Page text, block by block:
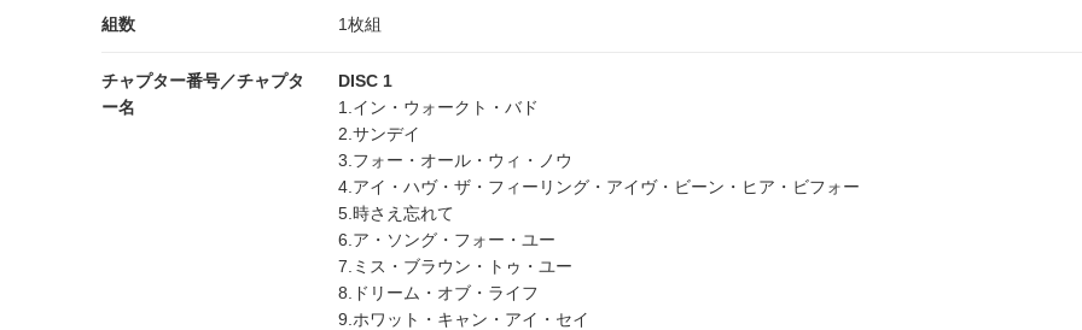
組数 1枚組
チャプター番号／チャプタ
ー名
DISC 1
1.イン・ウォークト・バド
2.サンデイ
3.フォー・オール・ウィ・ノウ
4.アイ・ハヴ・ザ・フィーリング・アイヴ・ビーン・ヒア・ビフォー
5.時さえ忘れて
6.ア・ソング・フォー・ユー
7.ミス・ブラウン・トゥ・ユー
8.ドリーム・オブ・ライフ
9.ホワット・キャン・アイ・セイ